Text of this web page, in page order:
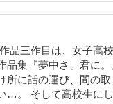
品三作目は、女子高
品集『夢中さ、君に
に話の運び、間の取
…。 そして高校生に